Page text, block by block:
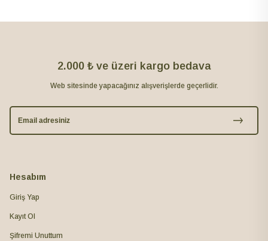
Hesabım
Giriş Yap
Kayıt Ol
Şifremi Unuttum
2.000 ₺ ve üzeri kargo bedava
Web sitesinde yapacağınız alışverişlerde geçerlidir.